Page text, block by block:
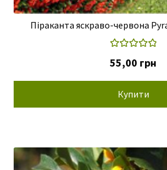
Піраканта яскраво-червона
5.00з 5
55,00 грн
Купити